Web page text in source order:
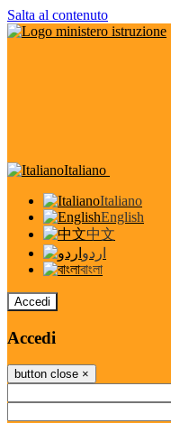
Salta al contenuto
Italiano
Italiano
English
中文
اردو
বাংলা
Accedi
Accedi
button close ×